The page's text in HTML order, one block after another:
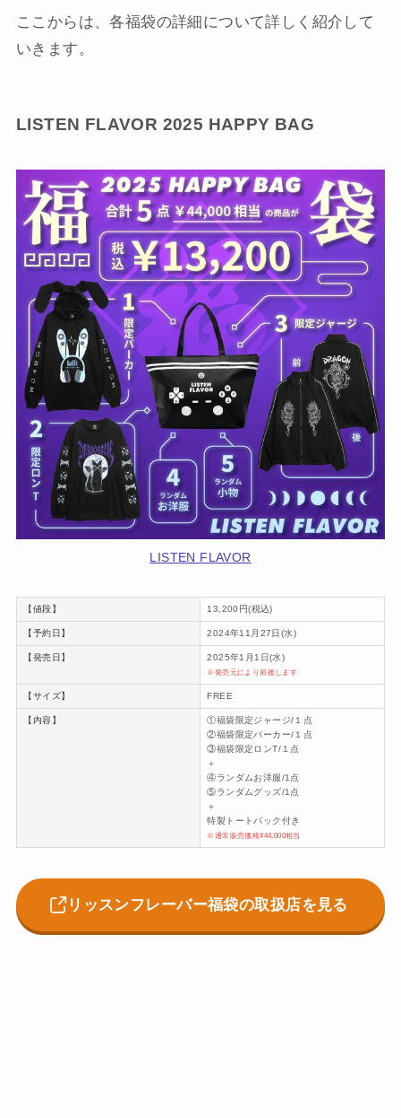
ここからは、各福袋の詳細について詳しく紹介して
いきます。
LISTEN FLAVOR 2025 HAPPY BAG
LISTEN FLAVOR
【値段】 13,200円(税込)
【予約日】 2024年11月27日(水)
【発売日】 2025年1月1日(水)
※発売元により前後します
【サイズ】 FREE
【内容】
①福袋限定ジャージ/１点
②福袋限定パーカー/１点
③福袋限定ロンT/１点
＋
④ランダムお洋服/1点
⑤ランダムグッズ/1点
＋
特製トートバック付き
※通常販売価格¥44,000相当
リッスンフレーバー福袋の取扱店を見る